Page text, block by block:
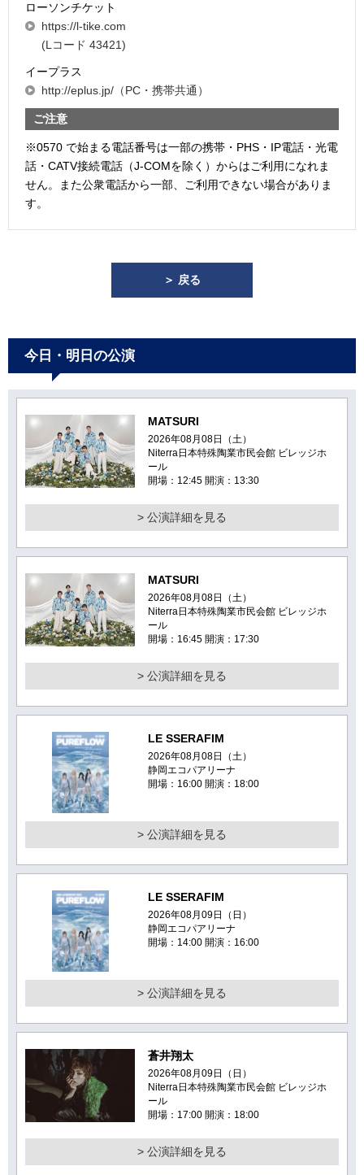
ローソンチケット
https://l-tike.com
(Lコード 43421)
イープラス
http://eplus.jp/（PC・携帯共通）
ご注意
※0570 で始まる電話番号は一部の携帯・PHS・IP電話・光電
話・CATV接続電話（J-COMを除く）からはご利用になれま
せん。また公衆電話から一部、ご利用できない場合がありま
す。
＞ 戻る
今日・明日の公演
MATSURI
2026年08月08日（土）
Niterra日本特殊陶業市民会館 ビレッジホ
ール
開場：12:45 開演：13:30
> 公演詳細を見る
MATSURI
2026年08月08日（土）
Niterra日本特殊陶業市民会館 ビレッジホ
ール
開場：16:45 開演：17:30
> 公演詳細を見る
LE SSERAFIM
2026年08月08日（土）
静岡エコパアリーナ
開場：16:00 開演：18:00
> 公演詳細を見る
LE SSERAFIM
2026年08月09日（日）
静岡エコパアリーナ
開場：14:00 開演：16:00
> 公演詳細を見る
蒼井翔太
2026年08月09日（日）
Niterra日本特殊陶業市民会館 ビレッジホ
ール
開場：17:00 開演：18:00
> 公演詳細を見る